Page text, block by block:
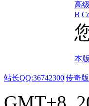
高
B
本
站长QQ:36742300|传奇